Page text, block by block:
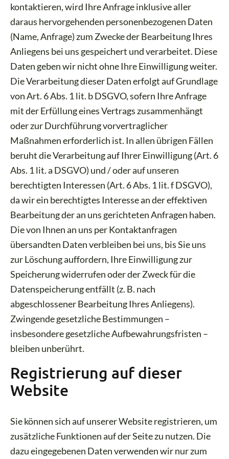
kontaktieren, wird Ihre Anfrage inklusive aller
daraus hervorgehenden personenbezogenen Daten
(Name, Anfrage) zum Zwecke der Bearbeitung Ihres
Anliegens bei uns gespeichert und verarbeitet. Diese
Daten geben wir nicht ohne Ihre Einwilligung weiter.
Die Verarbeitung dieser Daten erfolgt auf Grundlage
von Art. 6 Abs. 1 lit. b DSGVO, sofern Ihre Anfrage
mit der Erfüllung eines Vertrags zusammenhängt
oder zur Durchführung vorvertraglicher
Maßnahmen erforderlich ist. In allen übrigen Fällen
beruht die Verarbeitung auf Ihrer Einwilligung (Art. 6
Abs. 1 lit. a DSGVO) und / oder auf unseren
berechtigten Interessen (Art. 6 Abs. 1 lit. f DSGVO),
da wir ein berechtigtes Interesse an der effektiven
Bearbeitung der an uns gerichteten Anfragen haben.
Die von Ihnen an uns per Kontaktanfragen
übersandten Daten verbleiben bei uns, bis Sie uns
zur Löschung auffordern, Ihre Einwilligung zur
Speicherung widerrufen oder der Zweck für die
Datenspeicherung entfällt (z. B. nach
abgeschlossener Bearbeitung Ihres Anliegens).
Zwingende gesetzliche Bestimmungen –
insbesondere gesetzliche Aufbewahrungsfristen –
bleiben unberührt.
Registrierung auf dieser
Website
Sie können sich auf unserer Website registrieren, um
zusätzliche Funktionen auf der Seite zu nutzen. Die
dazu eingegebenen Daten verwenden wir nur zum